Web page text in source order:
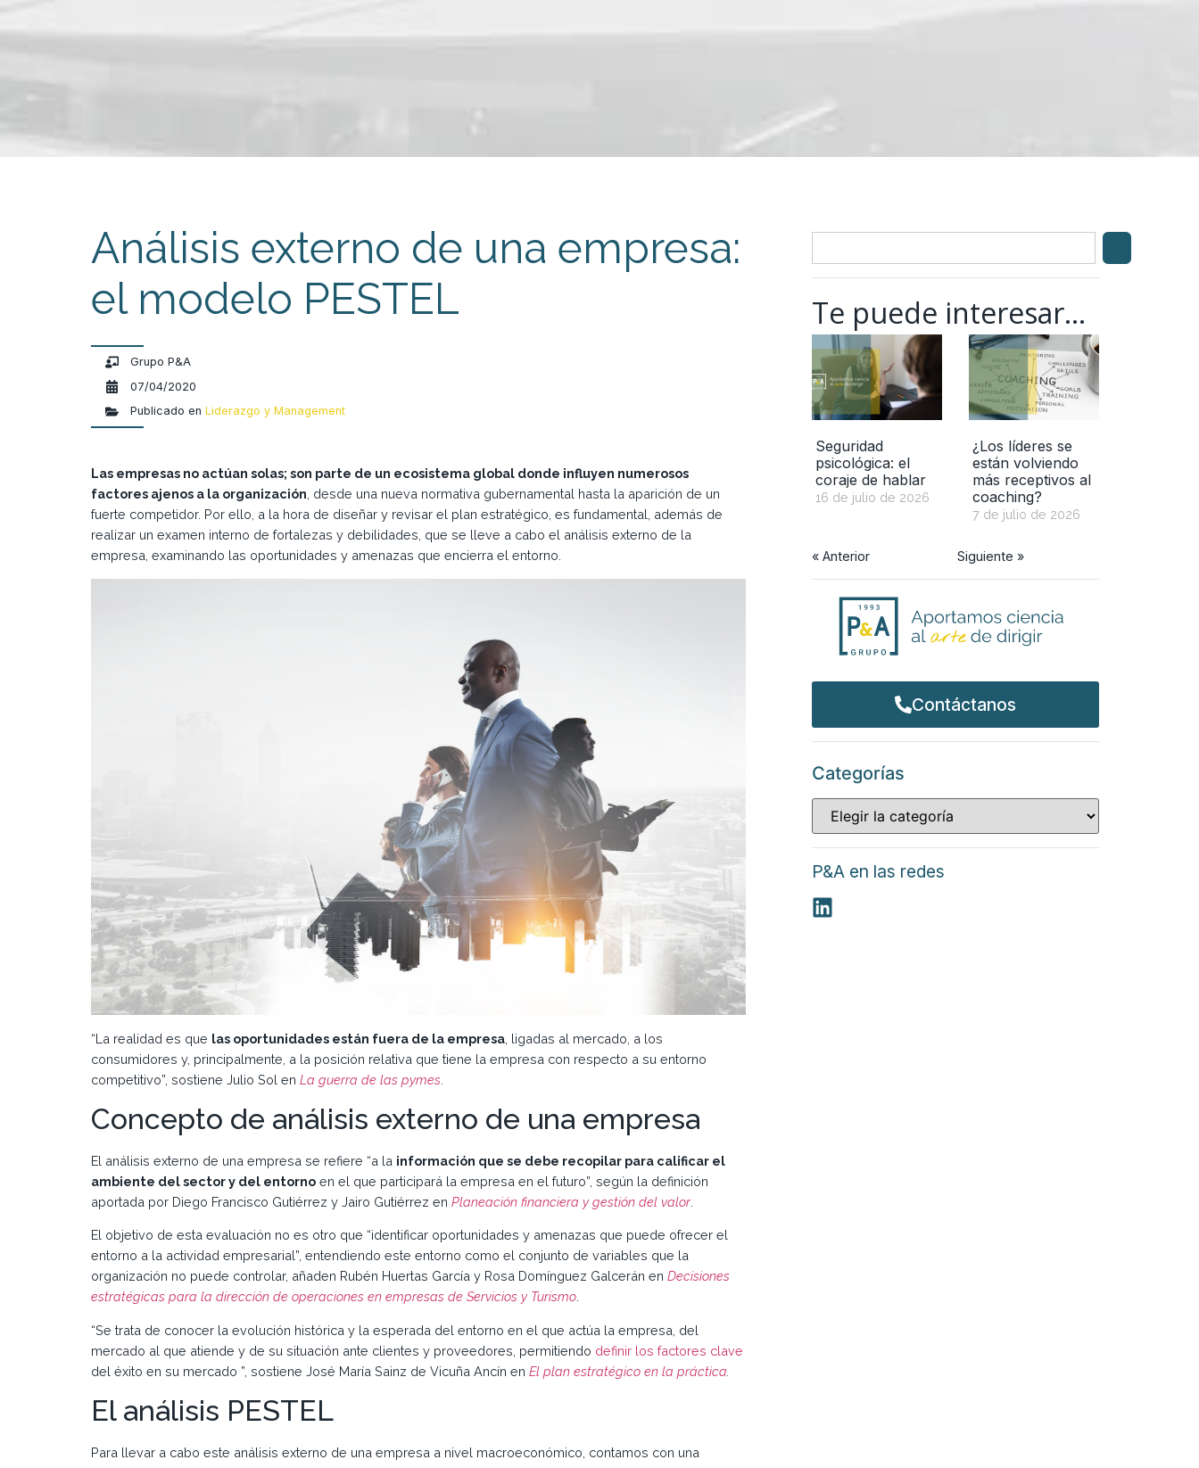
Análisis externo de una empresa:
el modelo PESTEL
Grupo P&A
07/04/2020
Publicado en Liderazgo y Management
Las empresas no actúan solas; son parte de un ecosistema global donde influyen numerosos
factores ajenos a la organización , desde una nueva normativa gubernamental hasta la aparición de un
fuerte competidor. Por ello, a la hora de diseñar y revisar el plan estratégico, es fundamental, además de
realizar un examen interno de fortalezas y debilidades, que se lleve a cabo el análisis externo de la
empresa, examinando las oportunidades y amenazas que encierra el entorno.
“La realidad es que las oportunidades están fuera de la empresa , ligadas al mercado, a los
consumidores y, principalmente, a la posición relativa que tiene la empresa con respecto a su entorno
competitivo”, sostiene Julio Sol en La guerra de las pymes
Concepto de análisis externo de una empresa
El análisis externo de una empresa se refiere “a la información que se debe recopilar para calificar el
ambiente del sector y del entorno en el que participará la empresa en el futuro”, según la definición
aportada por Diego Francisco Gutiérrez y Jairo Gutiérrez en Planeación financiera y gestión del valor.
El objetivo de esta evaluación no es otro que “identificar oportunidades y amenazas que puede ofrecer el
entorno a la actividad empresarial”, entendiendo este entorno como el conjunto de variables que la
organización no puede controlar, añaden Rubén Huertas García y Rosa Domínguez Galcerán en Decisiones
estratégicas para la dirección de operaciones en empresas de Servicios y Turismo.
“Se trata de conocer la evolución histórica y la esperada del entorno en el que actúa la empresa, del
mercado al que atiende y de su situación ante clientes y proveedores, permitiendo definir los factores clave
del éxito en su mercado ”, sostiene José María Sainz de Vicuña Ancín en El plan estratégico en la práctica
El análisis PESTEL
Para llevar a cabo este análisis externo de una empresa a nivel macroeconómico, contamos con una
Te puede interesar...
Seguridad
psicológica: el
coraje de hablar
16 de julio de 2026
¿Los líderes se
están volviendo
más receptivos al
coaching?
7 de julio de 2026
« Anterior Siguiente »
Contáctanos
Categorías
P&A en las redes